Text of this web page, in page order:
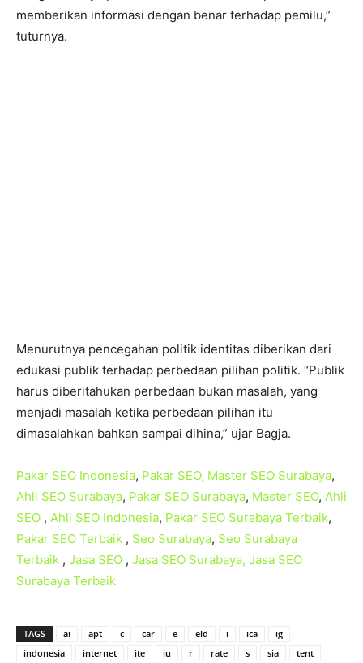
memberikan informasi dengan benar terhadap pemilu,”
tuturnya.
Menurutnya pencegahan politik identitas diberikan dari
edukasi publik terhadap perbedaan pilihan politik. “Publik
harus diberitahukan perbedaan bukan masalah, yang
menjadi masalah ketika perbedaan pilihan itu
dimasalahkan bahkan sampai dihina,” ujar Bagja.
Pakar SEO Indonesia, Pakar SEO, Master SEO Surabaya,
Ahli SEO Surabaya, Pakar SEO Surabaya, Master SEO, Ahli
SEO , Ahli SEO Indonesia, Pakar SEO Surabaya Terbaik,
Pakar SEO Terbaik , Seo Surabaya, Seo Surabaya
Terbaik , Jasa SEO , Jasa SEO Surabaya, Jasa SEO
Surabaya Terbaik
TAGS ai apt c car e eld i ica
ig
indonesia
internet ite iu r rate s sia tent